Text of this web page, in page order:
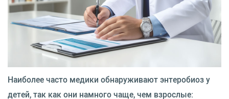
Наиболее часто медики обнаруживают энтеробиоз у
детей, так как они намного чаще, чем взрослые: